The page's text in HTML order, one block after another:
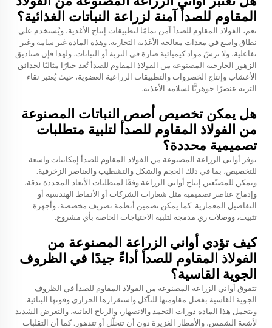
المقاوم للصدأ آمنة لزراعة النباتات الغذائية؟
نعم، الفولاذ المقاوم للصدأ آمن تمامًا لتطبيقات إنتاج الأغذية، ويُستخدم على
نطاق واسع في معدات معالجة الأغذية التجارية. وهذه المادة غير سامة وغير
تفاعلية، ولا ترشّ مواد كيميائية ضارة في التربة أو النباتات. ولهذا فإن صناديق
الزهور الخارجية المصنوعة من الفولاذ المقاوم للصدأ تُعد خيارًا مثاليًا لحدائق
الأعشاب وإنتاج الخضروات والتطبيقات الزراعية العضوية، حيث يُعتبر نقاء
التربة عنصرًا جوهريًّا لسلامة الأغذية.
هل يمكن تخصيص أصص النباتات المصنوعة
من الفولاذ المقاوم للصدأ لتلبية متطلبات
تصميمية محددة؟
توفر أواني الزراعة المصنوعة من الفولاذ المقاوم للصدأ إمكانيات واسعة
للتخصيص، بما في ذلك الحجم والشكل والتشطيب والعناصر الزخرفية.
ويمكن للمصنّعين إنتاج أواني الزراعة وفقًا لمتطلبات الأبعاد المحددة بدقة،
وإدماج عناصر تصميمية مثل شعارات الشركات أو الأنماط الهندسية أو
التفاصيل المعمارية. كما يمكن تضمين أنظمة تصريف مخصصة، وأجهزة
تثبيت، ووصلات ري مدمجة لتلبية الاحتياجات الخاصة بأي مشروع.
كيف تؤدي أواني الزراعة المصنوعة من
الفولاذ المقاوم للصدأ أداءً جيدًا في الظروف
الجوية القاسية؟
تتفوق أواني الزراعة المصنوعة من الفولاذ المقاوم للصدأ في الظروف
الجوية القاسية بفضل مقاومتها للتآكل واستقرارها الحراري وقوتها البنائية.
ويتحمل هذا المادة دورات التجمد والانصهار، والرياح العاتية، والتعرض الشديد
لأشعة الشمس، والأمطار الغزيرة دون أن تتحلّل أو تتدهور. كما أن التقلبات